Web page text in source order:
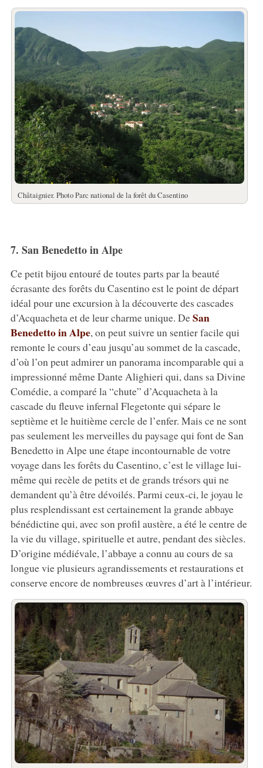
Châtaignier. Photo Parc national de la forêt du Casentino
7. San Benedetto in Alpe
Ce petit bijou entouré de toutes parts par la beauté
écrasante des forêts du Casentino est le point de départ
idéal pour une excursion à la découverte des cascades
d’Acquacheta et de leur charme unique. DeSan
Benedetto in Alpe, on peut suivre un sentier facile qui
remonte le cours d’eau jusqu’au sommet de la cascade,
d’où l’on peut admirer un panorama incomparable qui a
impressionné même Dante Alighieri qui, dans sa Divine
Comédie, a comparé la “chute” d’Acquacheta à la
cascade du fleuve infernal Flegetonte qui sépare le
septième et le huitième cercle de l’enfer. Mais ce ne sont
pas seulement les merveilles du paysage qui font de San
Benedetto in Alpe une étape incontournable de votre
voyage dans les forêts du Casentino, c’est le village lui-
même qui recèle de petits et de grands trésors qui ne
demandent qu’à être dévoilés. Parmi ceux-ci, le joyau le
plus resplendissant est certainement la grande abbaye
bénédictine qui, avec son profil austère, a été le centre de
la vie du village, spirituelle et autre, pendant des siècles.
D’origine médiévale, l’abbaye a connu au cours de sa
longue vie plusieurs agrandissements et restaurations et
conserve encore de nombreuses œuvres d’art à l’intérieur.